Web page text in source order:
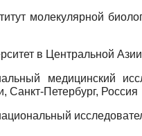
молекулярной
в Центральной
медицинский
Санкт-Петербург, Россия